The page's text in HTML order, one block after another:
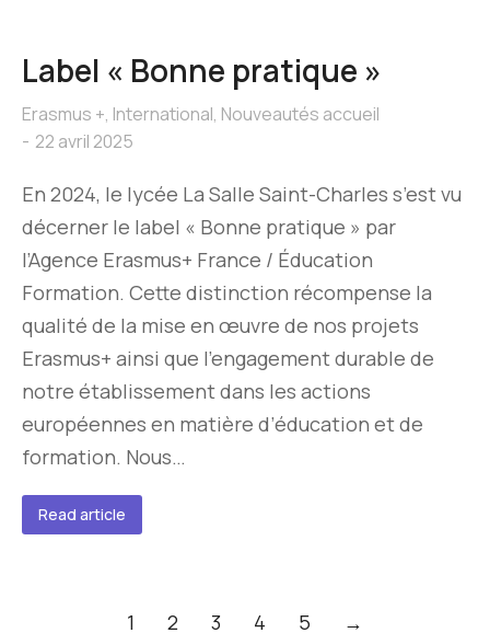
Label « Bonne pratique »
Erasmus +, International, Nouveautés accueil
22 avril 2025
En 2024, le lycée La Salle Saint-Charles s’est vu
décerner le label « Bonne pratique » par
l’Agence Erasmus+ France / Éducation
Formation. Cette distinction récompense la
qualité de la mise en œuvre de nos projets
Erasmus+ ainsi que l’engagement durable de
notre établissement dans les actions
européennes en matière d’éducation et de
formation. Nous…
Read article
1 2 3 4 5 →